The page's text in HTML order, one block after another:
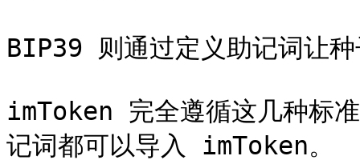
BIP39 则通过定义助记词让
imToken 完全遵循这几种标
记词都可以导入 imToken。